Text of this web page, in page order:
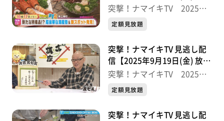
分】
突撃！ナマイキTV 2025後
半
定額見放題
突撃！ナマイキTV 見逃し配
信【2025年9月19日(金) 放送
分】
突撃！ナマイキTV 2025後
半
定額見放題
突撃！ナマイキTV 見逃し配